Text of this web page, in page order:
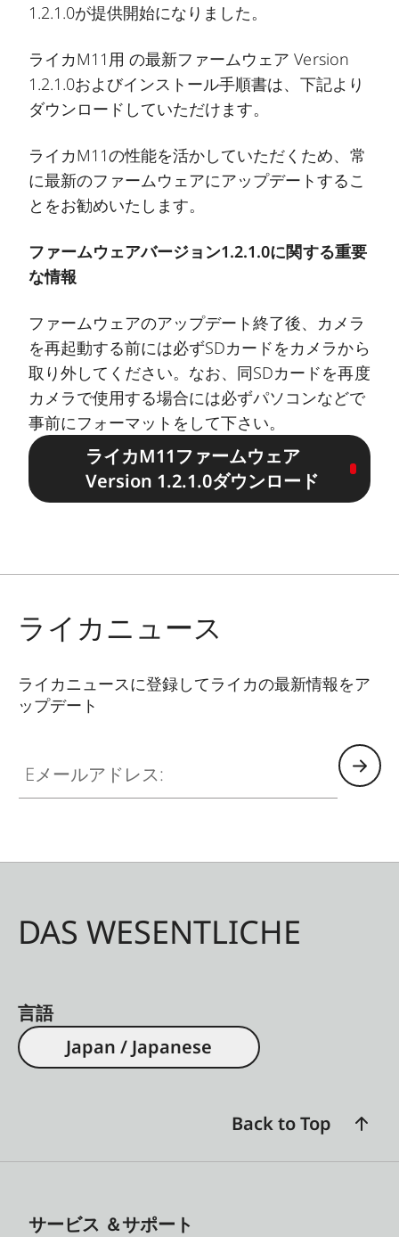
1.2.1.0が提供開始になりました。
ライカM11用 の最新ファームウェア Version
1.2.1.0およびインストール手順書は、下記より
ダウンロードしていただけます。
ライカM11の性能を活かしていただくため、常
に最新のファームウェアにアップデートするこ
とをお勧めいたします。
ファームウェアバージョン1.2.1.0に関する重要
な情報
ファームウェアのアップデート終了後、カメラ
を再起動する前には必ずSDカードをカメラから
取り外してください。なお、同SDカードを再度
カメラで使用する場合には必ずパソコンなどで
事前にフォーマットをして下さい。
ライカM11ファームウェア
Version 1.2.1.0ダウンロード
ライカニュース
ライカニュースに登録してライカの最新情報をア
ップデート
DAS WESENTLICHE
言語
Japan / Japanese
Back to Top
サービス ＆サポート